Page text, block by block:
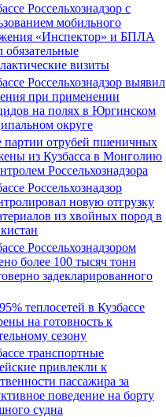
Россельхознадзор с
мобильного
«Инспектор» и БПЛА
обязательные
визиты
Россельхознадзор выявил
при применении
на полях в Юргинском
округе
отрубей пшеничных
из Кузбасса в Монголию
Россельхознадзора
Россельхознадзор
новую отгрузку
из хвойных пород в
Россельхознадзором
более 100 тысяч тонн
задекларированного
теплосетей в Кузбассе
на готовность к
сезону
транспортные
привлекли к
пассажира за
поведение на борту
судна